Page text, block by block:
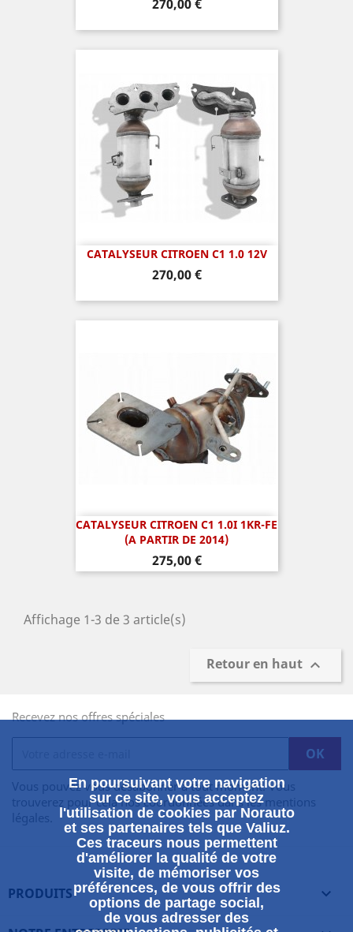
270,00 €
CATALYSEUR CITROEN C1 1.0 12V
Prix
270,00 €
CATALYSEUR CITROEN C1 1.0I 1KR-FE
(A PARTIR DE 2014)
Prix
275,00 €
Affichage 1-3 de 3 article(s)
Retour en haut 
Recevez nos offres spéciales
Vous pouvez vous désabonner à tout moment. Vous
trouverez pour cela nos coordonnées dans les mentions
légales.
PRODUITS 
En poursuivant votre navigation
sur ce site, vous acceptez
l'utilisation de cookies par Norauto
et ses partenaires tels que Valiuz.
Ces traceurs nous permettent
d'améliorer la qualité de votre
visite, de mémoriser vos
préférences, de vous offrir des
options de partage social,
de vous adresser des